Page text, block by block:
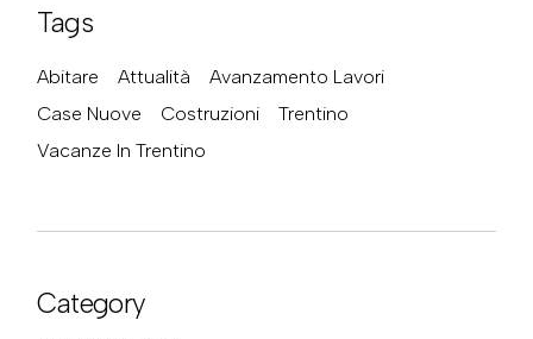
Tags
Abitare Attualità
Avanzamento Lavori
Case Nuove
Costruzioni
Trentino
Vacanze In Trentino
Category